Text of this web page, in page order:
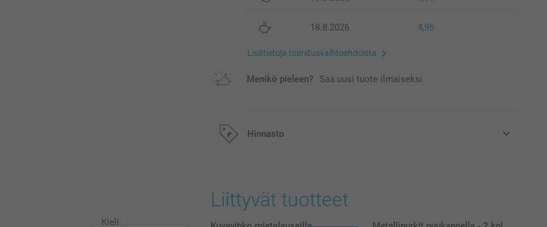
18.8.2026 4,95
Lisätietoja toimitusvaihtoehdoista
Menikö pieleen? Saa uusi tuote ilmaiseksi
Hinnasto
Kieli
Liittyvät tuotteet